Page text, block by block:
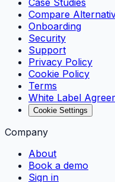
Compare
Onboarding
Security
Support
Privacy Policy
Cookie Policy
Terms
White Label
Cookie Settings
Company
About
Book a demo
Sign in